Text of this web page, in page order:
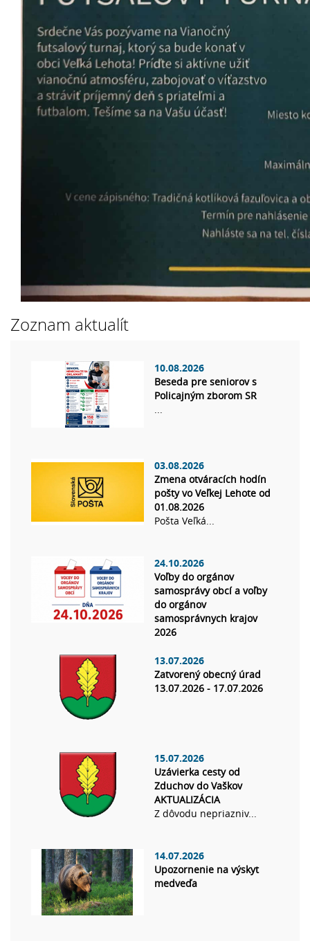
Zoznam aktualít
10.08.2026
Beseda pre seniorov s
Policajným zborom SR
...
03.08.2026
Zmena otváracích hodín
pošty vo Veľkej Lehote od
01.08.2026
Pošta Veľká...
24.10.2026
Voľby do orgánov
samosprávy obcí a voľby
do orgánov
samosprávnych krajov
2026
13.07.2026
Zatvorený obecný úrad
13.07.2026 - 17.07.2026
15.07.2026
Uzávierka cesty od
Zduchov do Vaškov
AKTUALIZÁCIA
Z dôvodu nepriazniv...
14.07.2026
Upozornenie na výskyt
medveďa